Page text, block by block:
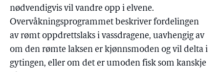
nødvendigvis vil vandre opp i elvene.
Overvåkningsprogrammet beskriver fordelingen
av rømt oppdrettslaks i vassdragene, uavhengig av
om den rømte laksen er kjønnsmoden og vil delta i
gytingen, eller om det er umoden fisk som kanskje